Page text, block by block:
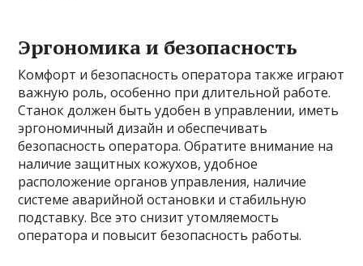
Эргономика и безопасность
Комфорт и безопасность оператора также играют
важную роль, особенно при длительной работе.
Станок должен быть удобен в управлении, иметь
эргономичный дизайн и обеспечивать
безопасность оператора. Обратите внимание на
наличие защитных кожухов, удобное
расположение органов управления, наличие
системе аварийной остановки и стабильную
подставку. Все это снизит утомляемость
оператора и повысит безопасность работы.